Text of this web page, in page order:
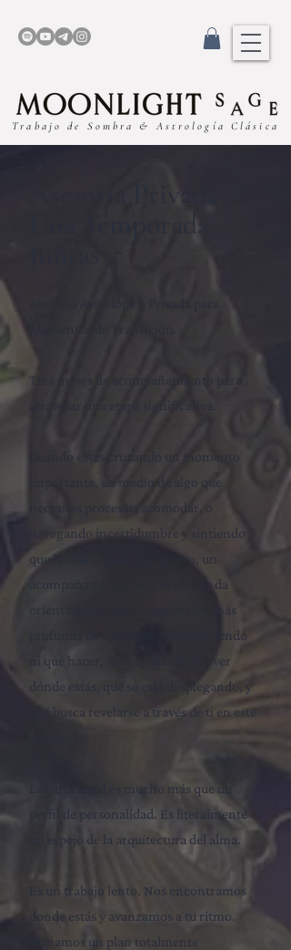
Trabajo de Sombra & Astrología Clásica
Asesoría Privada –
Una Temporada
Tres meses de acompañamiento para
atravesar una etapa significativa.​
Cuando estas cruzando un momento
importante, en medio de algo que
necesitas procesar, acomodar, o
navegando incertidumbre y sintiendo
que la vida te pide algo nuevo, un
acompañamiento astrológico te da
orientación y una comprensión más
profunda de ti misma. No prediciendo
ni qué hacer, sino ayudándote a ver
dónde estás, qué se está desplegando, y
qué busca revelarse a través de ti en este
La carta natal es mucho más que un
perfil de personalidad. Es literalmente
un espejo de la arquitectura del alma.
Es un trabajo lento. Nos encontramos
donde estás y avanzamos a tu ritmo.
Armamos un plan totalmente